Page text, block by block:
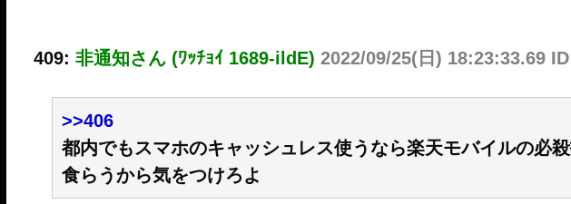
409: 非通知さん (ﾜｯﾁｮｲ 1689-ildE) 2022/09/25(日) 18:23:33.69
>>406
都内でもスマホのキャッシュレス使うなら楽天モバイルの必
食らうから気をつけろよ